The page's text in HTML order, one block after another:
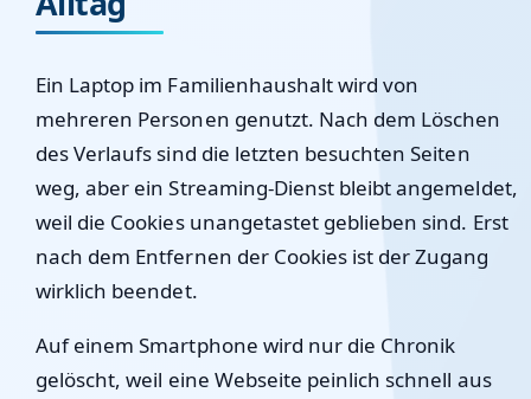
Ein Laptop im Familienhaushalt wird von
mehreren Personen genutzt. Nach dem Löschen
des Verlaufs sind die letzten besuchten Seiten
weg, aber ein Streaming-Dienst bleibt angemeldet,
weil die Cookies unangetastet geblieben sind. Erst
nach dem Entfernen der Cookies ist der Zugang
wirklich beendet.
Auf einem Smartphone wird nur die Chronik
gelöscht, weil eine Webseite peinlich schnell aus